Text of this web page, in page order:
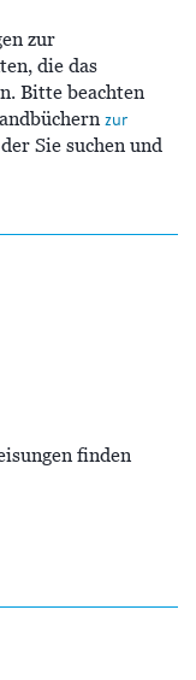
zur
die das
Bitte beachten
zur
Sie suchen und
finden